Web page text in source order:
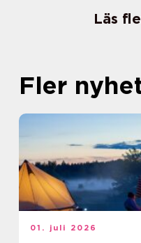
Läs
Fler
01. juli 2026